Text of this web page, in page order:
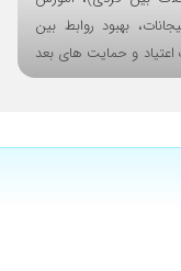
بهبود روابط بین
و حمایت های بعد